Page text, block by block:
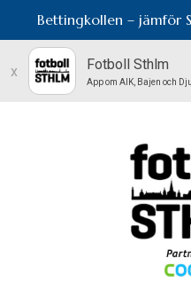
Bettingkollen – jämför
x Fotboll Sthlm
App om AIK, Bajen och